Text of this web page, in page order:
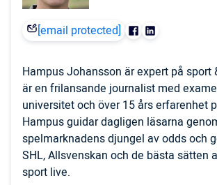
[email protected]
Hampus Johansson är expert på sport
är en frilansande journalist med
universitet och över 15 års erfarenhet
Hampus guidar dagligen läsarna
spelmarknadens djungel av odds och
SHL, Allsvenskan och de bästa sätten
sport live.